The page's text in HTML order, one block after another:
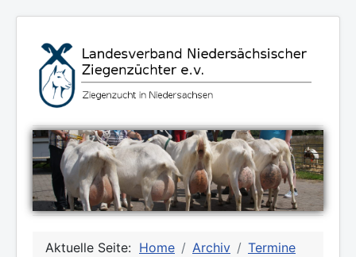
Aktuelle Seite: Home Archiv
Termine